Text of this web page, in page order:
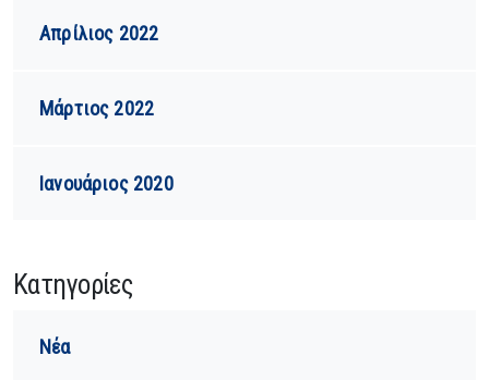
Απρίλιος 2022
Μάρτιος 2022
Ιανουάριος 2020
Kατηγορίες
Νέα